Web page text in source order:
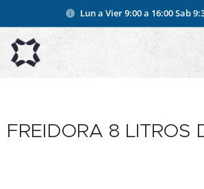
Lun a Vier 9:00 a 16:00Sab
FREIDORA 8 LITROS